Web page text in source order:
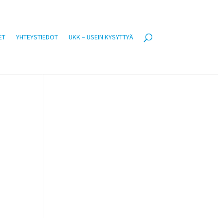
YHTEYSTIEDOT UKK – USEIN KYSYTTYÄ